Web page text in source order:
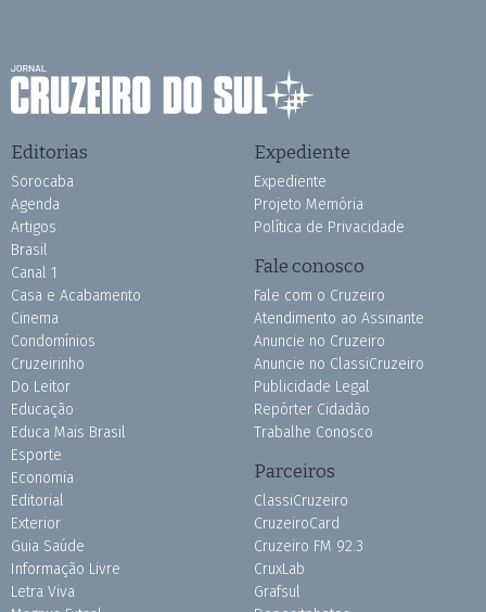
Editorias
Sorocaba
Agenda
Artigos
Brasil
Canal 1
Casa e Acabamento
Cinema
Condomínios
Cruzeirinho
Do Leitor
Educação
Educa Mais Brasil
Esporte
Economia
Editorial
Exterior
Guia Saúde
Informação Livre
Letra Viva
Expediente
Expediente
Projeto Memória
Política de Privacidade
Fale conosco
Fale com o Cruzeiro
Atendimento ao Assinante
Anuncie no Cruzeiro
Anuncie no ClassiCruzeiro
Publicidade Legal
Repórter Cidadão
Trabalhe Conosco
Parceiros
ClassiCruzeiro
CruzeiroCard
Cruzeiro FM 92.3
CruxLab
Grafsul